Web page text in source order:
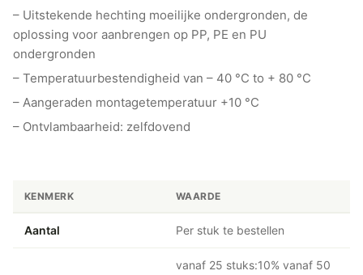
– Uitstekende hechting moeilijke ondergronden, de
oplossing voor aanbrengen op PP, PE en PU
ondergronden
– Temperatuurbestendigheid van – 40 °C to + 80 °C
– Aangeraden montagetemperatuur +10 °C
– Ontvlambaarheid: zelfdovend
KENMERK WAARDE
Aantal Per stuk te bestellen
vanaf 25 stuks:10% vanaf 50